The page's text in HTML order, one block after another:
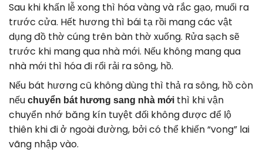
Sau khi khấn lễ xong thì hóa vàng và rắc gạo, muối ra
trước cửa. Hết hương thì bái tạ rồi mang các vật
dụng đồ thờ cúng trên bàn thờ xuống. Rửa sạch sẽ
trước khi mang qua nhà mới. Nếu không mang qua
nhà mới thì hóa đi rổi rải ra sông, hồ.
Nếu bát hương cũ không dùng thì thả ra sông, hồ còn
nếu chuyển bát hương sang nhà mới thì khi vận
chuyển nhớ băng kín tuyệt đối không được để lộ
thiên khi đi ở ngoài đường, bởi có thể khiến “vong” lai
vãng nhập vào.